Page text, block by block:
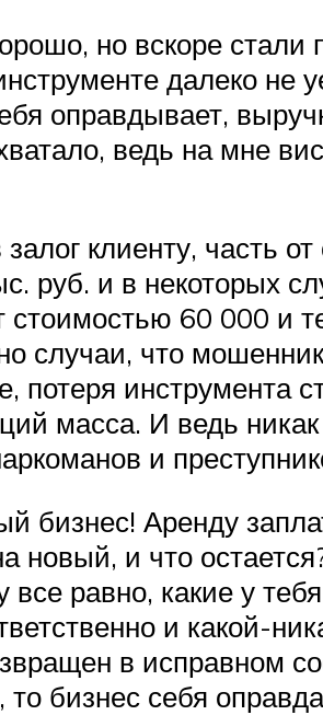
но вскоре стали
далеко не
оправдывает,
ведь на мне
клиенту, часть
руб. и в некоторых
стоимостью 60 000 и
случаи, что
потеря
масса. И ведь
и
бизнес! Аренду
новый, и что
все равно, какие у
и какой-
в исправном
бизнес себя